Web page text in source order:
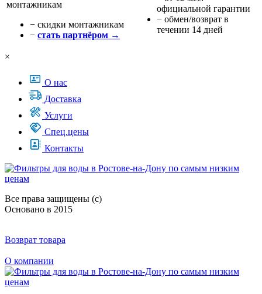
монтажникам
− cкидки монтажникам
− стать партнёром →
официальной гарантии
− обмен/возврат в
течении 14 дней
×
О нас
Доставка
Услуги
Спец.цены
Контакты
Все права защищены (с)
Основано в 2015
Возврат товара
О компании